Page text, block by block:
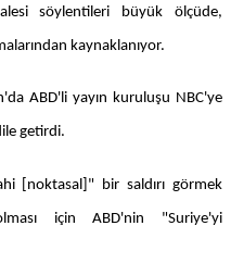
söylentileri büyük ölçüde,
kaynaklanıyor.
ABD'li yayın kuruluşu NBC'ye
getirdi.
[noktasal]" bir saldırı görmek
için ABD'nin "Suriye'yi